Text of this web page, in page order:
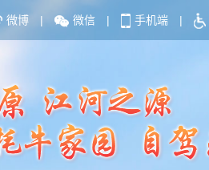
微博 | 微信 | 手机端 |